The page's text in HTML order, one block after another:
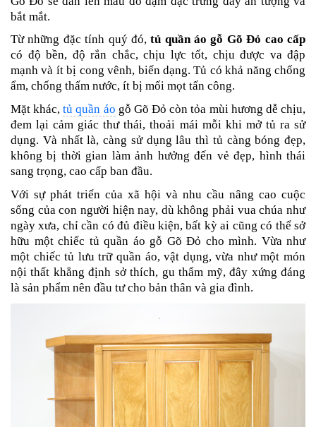
bắt mắt.
Từ những đặc tính quý đó,tủ quần áo gỗ Gõ Đỏ cao cấp
có độ bền, độ rắn chắc, chịu lực tốt, chịu được va đập
mạnh và ít bị cong vênh, biến dạng. Tủ có khả năng chống
ẩm, chống thấm nước, ít bị mối mọt tấn công.
Mặt khác,tủ quần áo gỗ Gõ Đỏ còn tỏa mùi hương dễ chịu,
đem lại cảm giác thư thái, thoải mái mỗi khi mở tủ ra sử
dụng. Và nhất là, càng sử dụng lâu thì tủ càng bóng đẹp,
không bị thời gian làm ảnh hưởng đến vẻ đẹp, hình thái
sang trọng, cao cấp ban đầu.
Với sự phát triển của xã hội và nhu cầu nâng cao cuộc
sống của con người hiện nay, dù không phải vua chúa như
ngày xưa, chỉ cần có đủ điều kiện, bất kỳ ai cũng có thể sở
hữu một chiếc tủ quần áo gỗ Gõ Đỏ cho mình. Vừa như
một chiếc tủ lưu trữ quần áo, vật dụng, vừa như một món
nội thất khẳng định sở thích, gu thẩm mỹ, đây xứng đáng
là sản phẩm nên đầu tư cho bản thân và gia đình.